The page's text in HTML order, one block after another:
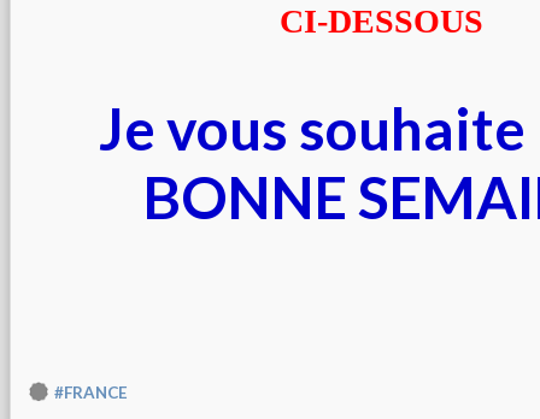
CI-DESSOUS
Je vous souhaite
BONNE
#FRANCE